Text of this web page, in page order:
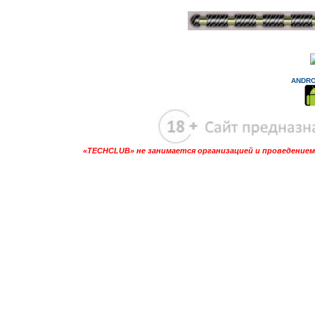
«TECHCLUB» не занимается организацией и